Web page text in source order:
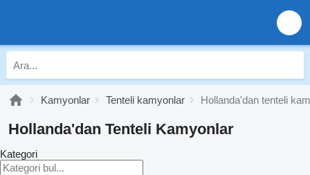
Kamyonlar Tenteli kamyonlar Hollanda'dan tenteli
Hollanda'dan Tenteli Kamyonlar
Kategori